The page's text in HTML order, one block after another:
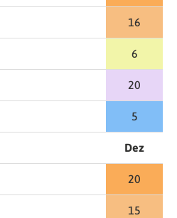
16
6
20
5
Dez
20
15